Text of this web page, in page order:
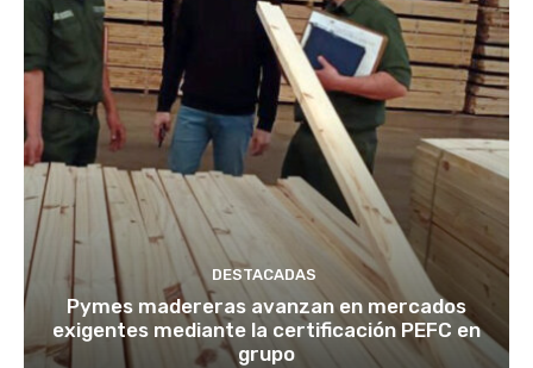
DESTACADAS
Pymes madereras avanzan en mercados
exigentes mediante la certificación PEFC en
grupo